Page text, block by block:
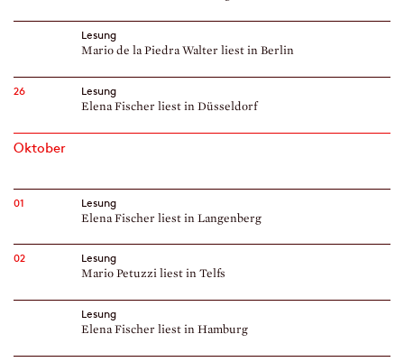
Lesung
Mario de la Piedra Walter liest in Berlin
26
Lesung
Elena Fischer liest in Düsseldorf
Oktober
01
Lesung
Elena Fischer liest in Langenberg
02
Lesung
Mario Petuzzi liest in Telfs
Lesung
Elena Fischer liest in Hamburg